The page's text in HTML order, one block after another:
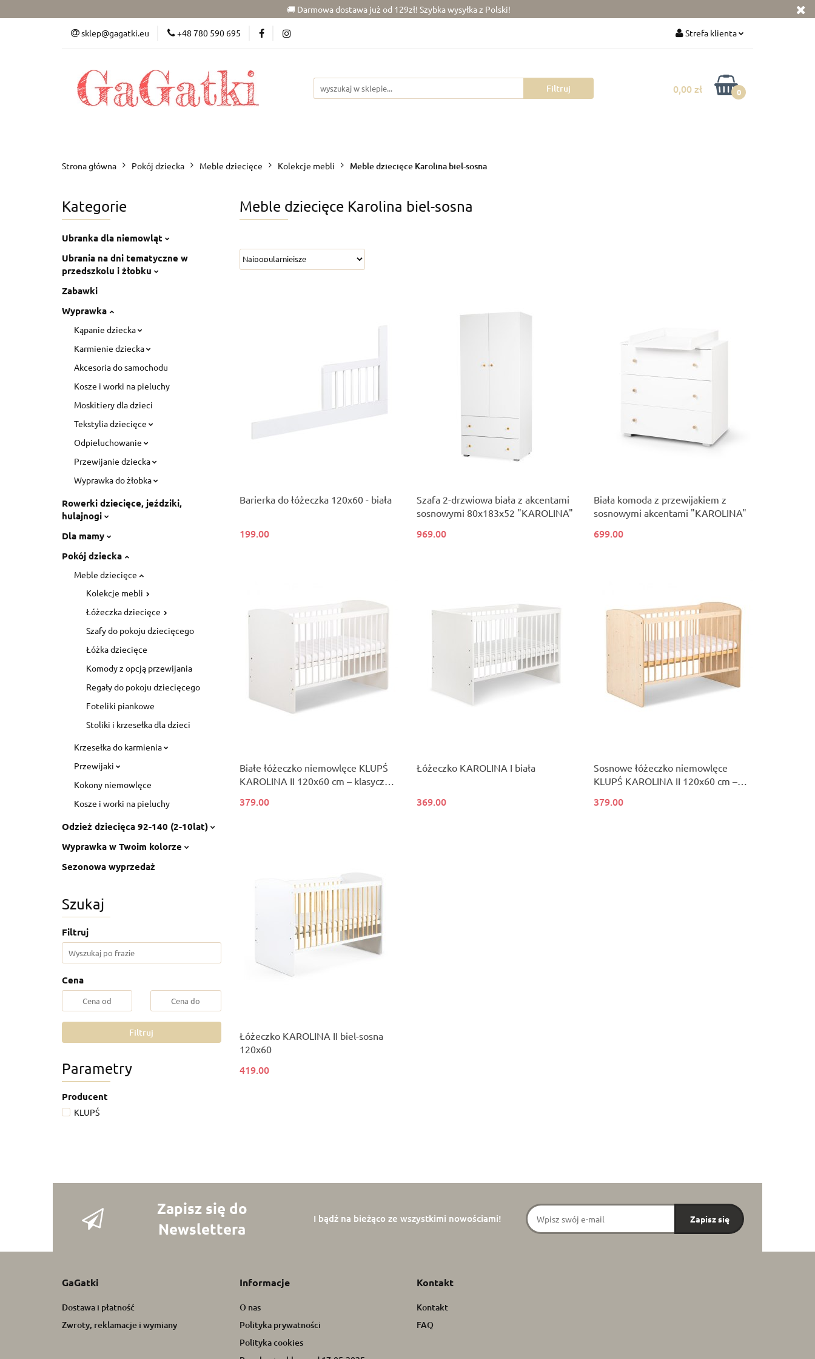
🚚 Darmowa dostawa już od 129zł! Szybka wysyłka z Polski!
sklep@gagatki.eu +48 780 590 695 Strefa klienta
Zarejestruj się
Dodaj zgłoszenie
0,00 zł 0
Dziewczynka (50-86) Chłopiec (50-86) Junior (92-140) Wyprawka Zabawki
Strona główna Pokój dziecka Meble dziecięce Kolekcje mebli Meble dziecięce Karolina biel-sosna
Kategorie
Ubranka dla niemowląt
Ubrania na dni tematyczne w
przedszkolu i żłobku
Zabawki
Wyprawka
Kąpanie dziecka
Karmienie dziecka
Akcesoria do samochodu
Kosze i worki na pieluchy
Moskitiery dla dzieci
Tekstylia dziecięce
Odpieluchowanie
Przewijanie dziecka
Wyprawka do żłobka
Rowerki dziecięce, jeździki,
hulajnogi
Dla mamy
Pokój dziecka
Meble dziecięce
Kolekcje mebli
Łóżeczka dziecięce
Szafy do pokoju dziecięcego
Łóżka dziecięce
Komody z opcją przewijania
Regały do pokoju dziecięcego
Foteliki piankowe
Stoliki i krzesełka dla dzieci
Krzesełka do karmienia
Przewijaki
Kokony niemowlęce
Kosze i worki na pieluchy
Odzież dziecięca 92-140 (2-10lat)
Wyprawka w Twoim kolorze
Sezonowa wyprzedaż
Szukaj
Filtruj
Cena
Filtruj
Parametry
Producent
KLUPŚ
Meble dziecięce Karolina biel-sosna
Barierka do łóżeczka 120x60 - biała
199.00
Szafa 2-drzwiowa biała z akcentami
sosnowymi 80x183x52 "KAROLINA"
969.00
Biała komoda z przewijakiem z
sosnowymi akcentami "KAROLINA"
699.00
Białe łóżeczko niemowlęce KLUPŚ
KAROLINA II 120x60 cm – klasyczny
379.00
Łóżeczko KAROLINA I biała
369.00
Sosnowe łóżeczko niemowlęce
KLUPŚ KAROLINA II 120x60 cm –
379.00
Produkt czasowo niedostępny
Łóżeczko KAROLINA II biel-sosna
120x60
419.00
Zapisz się do
Newslettera
I bądź na bieżąco ze wszystkimi nowościami!
GaGatki
Dostawa i płatność
Zwroty, reklamacje i wymiany
Informacje
O nas
Polityka prywatności
Polityka cookies
Kontakt
Kontakt
FAQ